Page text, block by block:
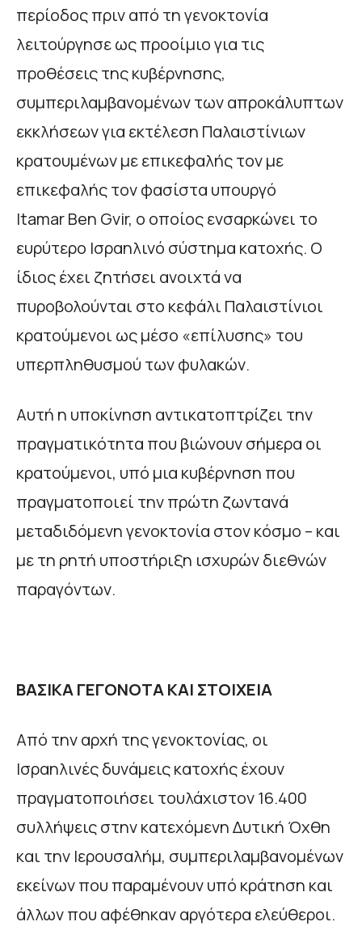
περίοδος πριν από τη γενοκτονία
λειτούργησε ως προοίμιο για τις
προθέσεις της κυβέρνησης,
συμπεριλαμβανομένων των απροκάλυπτων
εκκλήσεων για εκτέλεση Παλαιστίνιων
κρατουμένων με επικεφαλής τον με
επικεφαλής τον φασίστα υπουργό
Itamar Ben Gvir, ο οποίος ενσαρκώνει το
ευρύτερο Ισραηλινό σύστημα κατοχής. Ο
ίδιος έχει ζητήσει ανοιχτά να
πυροβολούνται στο κεφάλι Παλαιστίνιοι
κρατούμενοι ως μέσο «επίλυσης» του
υπερπληθυσμού των φυλακών.
Αυτή η υποκίνηση αντικατοπτρίζει την
πραγματικότητα που βιώνουν σήμερα οι
κρατούμενοι, υπό μια κυβέρνηση που
πραγματοποιεί την πρώτη ζωντανά
μεταδιδόμενη γενοκτονία στον κόσμο – και
με τη ρητή υποστήριξη ισχυρών διεθνών
παραγόντων.
ΒΑΣΙΚΑ ΓΕΓΟΝΟΤΑ ΚΑΙ ΣΤΟΙΧΕΙΑ
Από την αρχή της γενοκτονίας, οι
Ισραηλινές δυνάμεις κατοχής έχουν
πραγματοποιήσει τουλάχιστον 16.400
συλλήψεις στην κατεχόμενη Δυτική Όχθη
και την Ιερουσαλήμ, συμπεριλαμβανομένων
εκείνων που παραμένουν υπό κράτηση και
άλλων που αφέθηκαν αργότερα ελεύθεροι.